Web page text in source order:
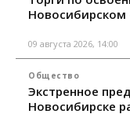
09 августа 2026, 14:00
Общество
Экстренное
Новосибирске